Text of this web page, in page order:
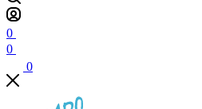
0
0
0